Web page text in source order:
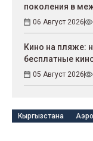
поколения в
06 Август 2026
Кино на пляже:
беcплатные
05 Август 2026
Кыргызстана